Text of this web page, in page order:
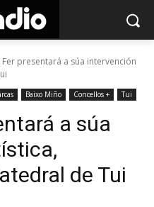
Fer presentará a súa intervención
Baixo Miño Concellos + Tui
a súa
de Tui